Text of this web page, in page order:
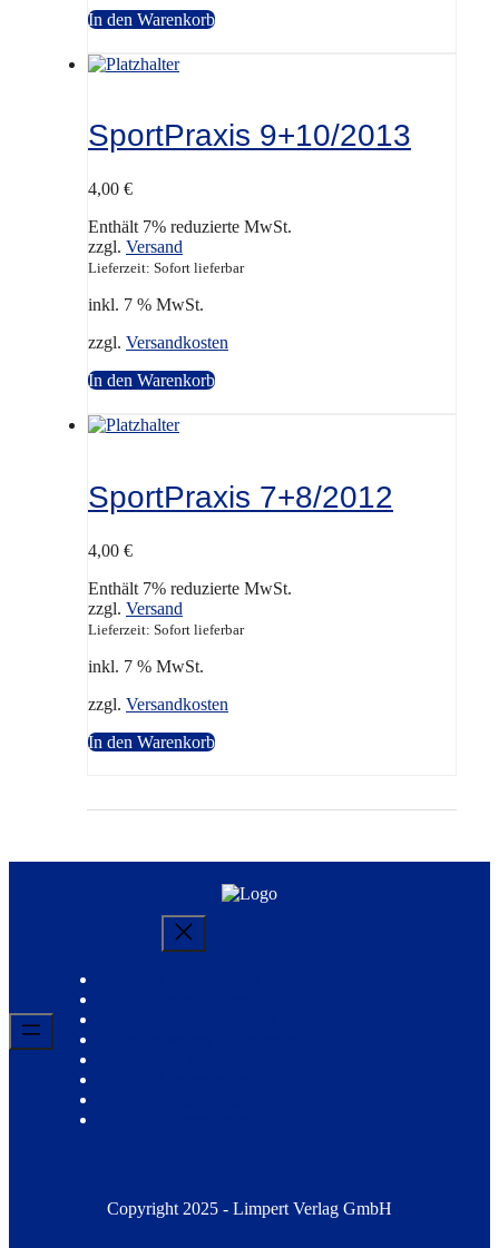
In den Warenkorb
SportPraxis 9+10/2013
4,00 €
Enthält 7% reduzierte MwSt.
zzgl. Versand
Lieferzeit: Sofort lieferbar
inkl. 7 % MwSt.
zzgl. Versandkosten
In den Warenkorb
SportPraxis 7+8/2012
4,00 €
Enthält 7% reduzierte MwSt.
zzgl. Versand
Lieferzeit: Sofort lieferbar
inkl. 7 % MwSt.
zzgl. Versandkosten
In den Warenkorb
Copyright 2025 - Limpert Verlag GmbH